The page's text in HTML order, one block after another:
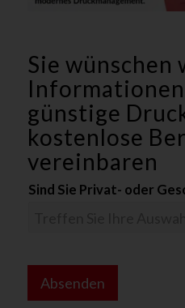
Sie wünschen
günstige
kostenlose
vereinbaren
Sind Sie Privat- oder
*
S
Absenden